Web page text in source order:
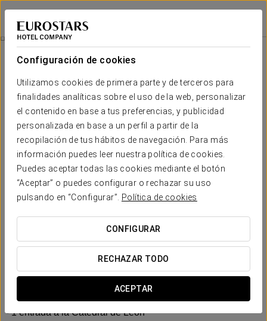
Configuración de cookies
Utilizamos cookies de primera parte y de terceros para
finalidades analíticas sobre el uso de la web, personalizar
el contenido en base a tus preferencias, y publicidad
personalizada en base a un perfil a partir de la
recopilación de tus hábitos de navegación. Para más
información puedes leer nuestra política de cookies.
Puedes aceptar todas las cookies mediante el botón
“Aceptar” o puedes configurar o rechazar su uso
pulsando en “Configurar”.
Política de cookies
CONFIGURAR
RECHAZAR TODO
ACEPTAR
Crisol Riosol
LEÓN
Plan Cultural
11 €/pax
Plan Cultural
¡Evita colas! Consigue tus entradas para conocer dos de los
principales monumentos de la ciudad de manera rápida y
cómoda. En tu visita a León no te puedes perder estas
maravillas de la arquitectura gótica y románica.
Incluye:
- 1 entrada a la Catedral de León